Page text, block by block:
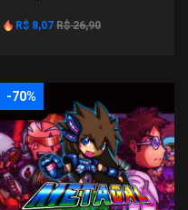
R$ 8,07 R$ 26,90
-70%